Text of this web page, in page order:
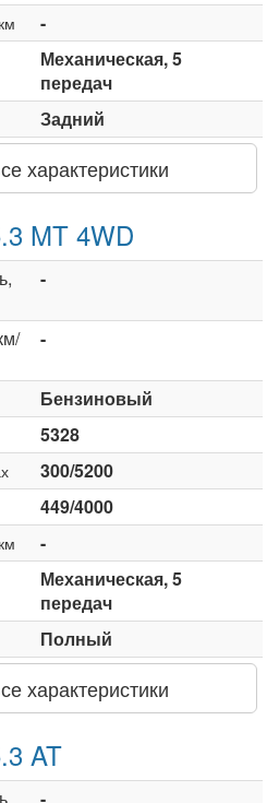
-
Механическая, 5
передач
Задний
характеристики
MT 4WD
-
-
Бензиновый
5328
300/5200
449/4000
-
Механическая, 5
передач
Полный
характеристики
AT
-